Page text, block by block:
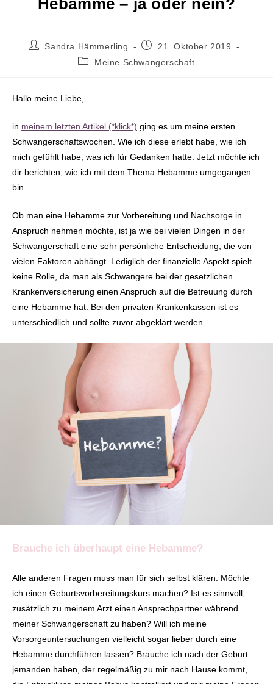
Hebamme – ja oder nein?
Beitrags-
Sandra Hämmerling
Beitrag21. Oktober 2019
Beitrags-
Meine Schwangerschaft
Hallo meine Liebe,
in meinem letzten Artikel (*klick*) ging es um meine ersten
Schwangerschaftswochen. Wie ich diese erlebt habe, wie ich
mich gefühlt habe, was ich für Gedanken hatte. Jetzt möchte ich
dir berichten, wie ich mit dem Thema Hebamme umgegangen
bin.
Ob man eine Hebamme zur Vorbereitung und Nachsorge in
Anspruch nehmen möchte, ist ja wie bei vielen Dingen in der
Schwangerschaft eine sehr persönliche Entscheidung, die von
vielen Faktoren abhängt. Lediglich der finanzielle Aspekt spielt
keine Rolle, da man als Schwangere bei der gesetzlichen
Krankenversicherung einen Anspruch auf die Betreuung durch
eine Hebamme hat. Bei den privaten Krankenkassen ist es
unterschiedlich und sollte zuvor abgeklärt werden.
Brauche ich überhaupt eine Hebamme?
Alle anderen Fragen muss man für sich selbst klären. Möchte
ich einen Geburtsvorbereitungskurs machen? Ist es sinnvoll,
zusätzlich zu meinem Arzt einen Ansprechpartner während
meiner Schwangerschaft zu haben? Will ich meine
Vorsorgeuntersuchungen vielleicht sogar lieber durch eine
Hebamme durchführen lassen? Brauche ich nach der Geburt
jemanden haben, der regelmäßig zu mir nach Hause kommt,